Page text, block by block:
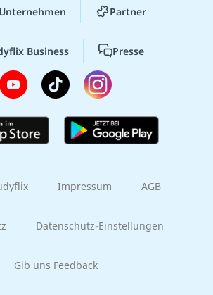
Partner
Business Presse
Impressum AGB
Datenschutz-Einstellungen
Gib uns Feedback